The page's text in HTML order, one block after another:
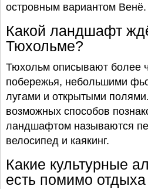
островным вариантом Венё.
Какой ландшафт
Тюхольме?
Тюхольм описывают более
побережья, небольшими
лугами и открытыми
возможных способов
ландшафтом называются
велосипед и каякинг.
Какие культурные
есть помимо